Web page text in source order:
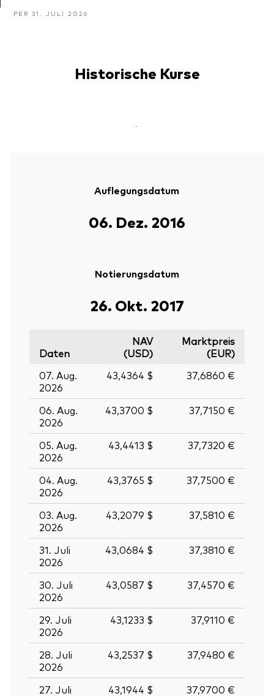
PER 31. JULI 2026
Historische Kurse
-
Auflegungsdatum
06. Dez. 2016
Notierungsdatum
26. Okt. 2017
Daten
NAV
(USD)
Marktpreis
(EUR)
07. Aug.
2026
43,4364 $ 37,6860 €
06. Aug.
2026
43,3700 $ 37,7150 €
05. Aug.
2026
43,4413 $ 37,7320 €
04. Aug.
2026
43,3765 $ 37,7500 €
03. Aug.
2026
43,2079 $ 37,5810 €
31. Juli
2026
43,0684 $ 37,3810 €
30. Juli
2026
43,0587 $ 37,4570 €
29. Juli
2026
43,1233 $ 37,9110 €
28. Juli
2026
43,2537 $ 37,9480 €
27. Juli
43,1944 $ 37,9700 €